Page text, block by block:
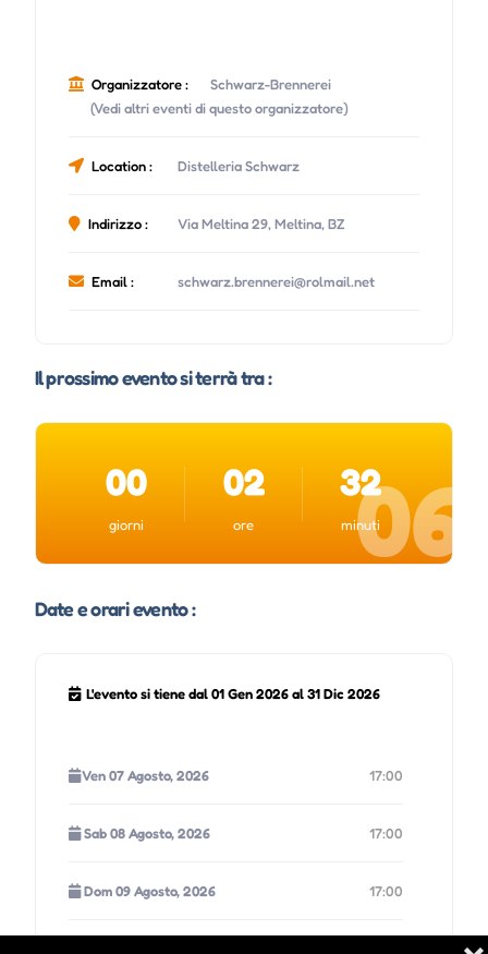
Organizzatore :
Schwarz-Brennerei
(Vedi altri eventi di questo organizzatore)
Location : Distelleria Schwarz
Indirizzo : Via Meltina 29, Meltina, BZ
Email : schwarz.brennerei@rolmail.net
Il prossimo evento si terrà tra :
00
giorni
02
ore
32
minuti
06
Date e orari evento :
L'evento si tiene dal 01 Gen 2026 al 31 Dic 2026
Ven 07 Agosto, 2026 17:00
Sab 08 Agosto, 2026 17:00
Dom 09 Agosto, 2026 17:00